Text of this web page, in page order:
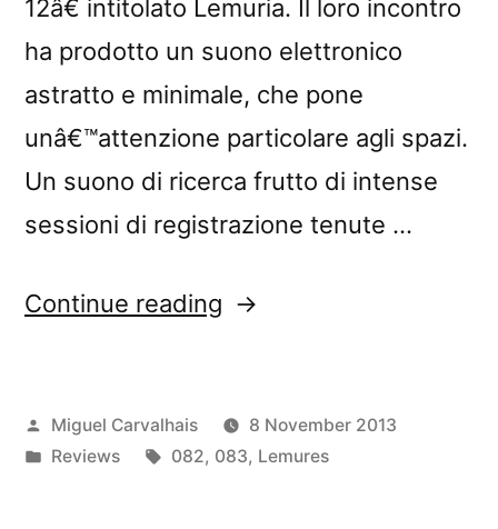
12â€ intitolato Lemuria. Il loro incontro
ha prodotto un suono elettronico
astratto e minimale, che pone
unâ€™attenzione particolare agli spazi.
Un suono di ricerca frutto di intense
sessioni di registrazione tenute …
Continue reading “â€œLemuriaâ€
Son
Posted
by
Miguel Carvalhais
8 November 2013
Posted
Reviews Tags:
082, 083, Lemures